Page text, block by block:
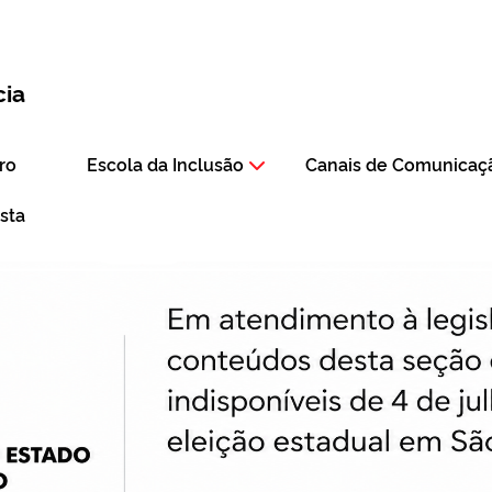
Escola da Inclusão Canais de